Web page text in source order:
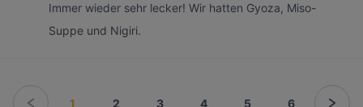
Immer wieder sehr lecker! Wir hatten Gyoza, Miso-
Suppe und Nigiri.
1 2 3 4 5 6